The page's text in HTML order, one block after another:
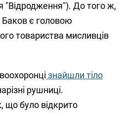
"Відродження"). До того ж,
Баков є головою
товариства мисливців
знайшли тіло
рушниці.
що було відкрито